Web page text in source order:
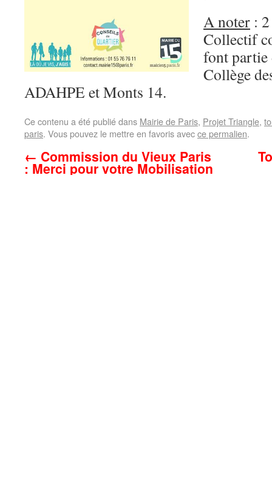
A noter :
Collectif
font partie
Collège
ADAHPE et Monts 14.
Ce contenu a été publié dans Mairie de Paris, Projet Triangle,
paris. Vous pouvez le mettre en favoris avecce permalien.
← Commission du Vieux Paris
: Merci pour votre Mobilisation